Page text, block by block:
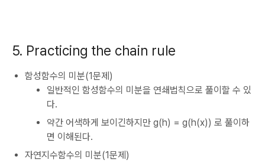
5. Practicing the chain rule
함성함수의 미분(1문제)
일반적인 함성함수의 미분을 연쇄법칙으로 풀이할 수 있
다.
약간 어색하게 보이긴하지만 g(h) = g(h(x)) 로 풀이하
면 이해된다.
자연지수함수의 미분(1문제)